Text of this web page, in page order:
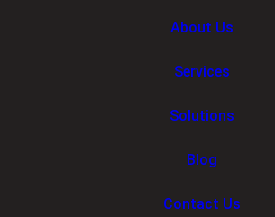
About Us
Services
Solutions
Blog
Contact Us